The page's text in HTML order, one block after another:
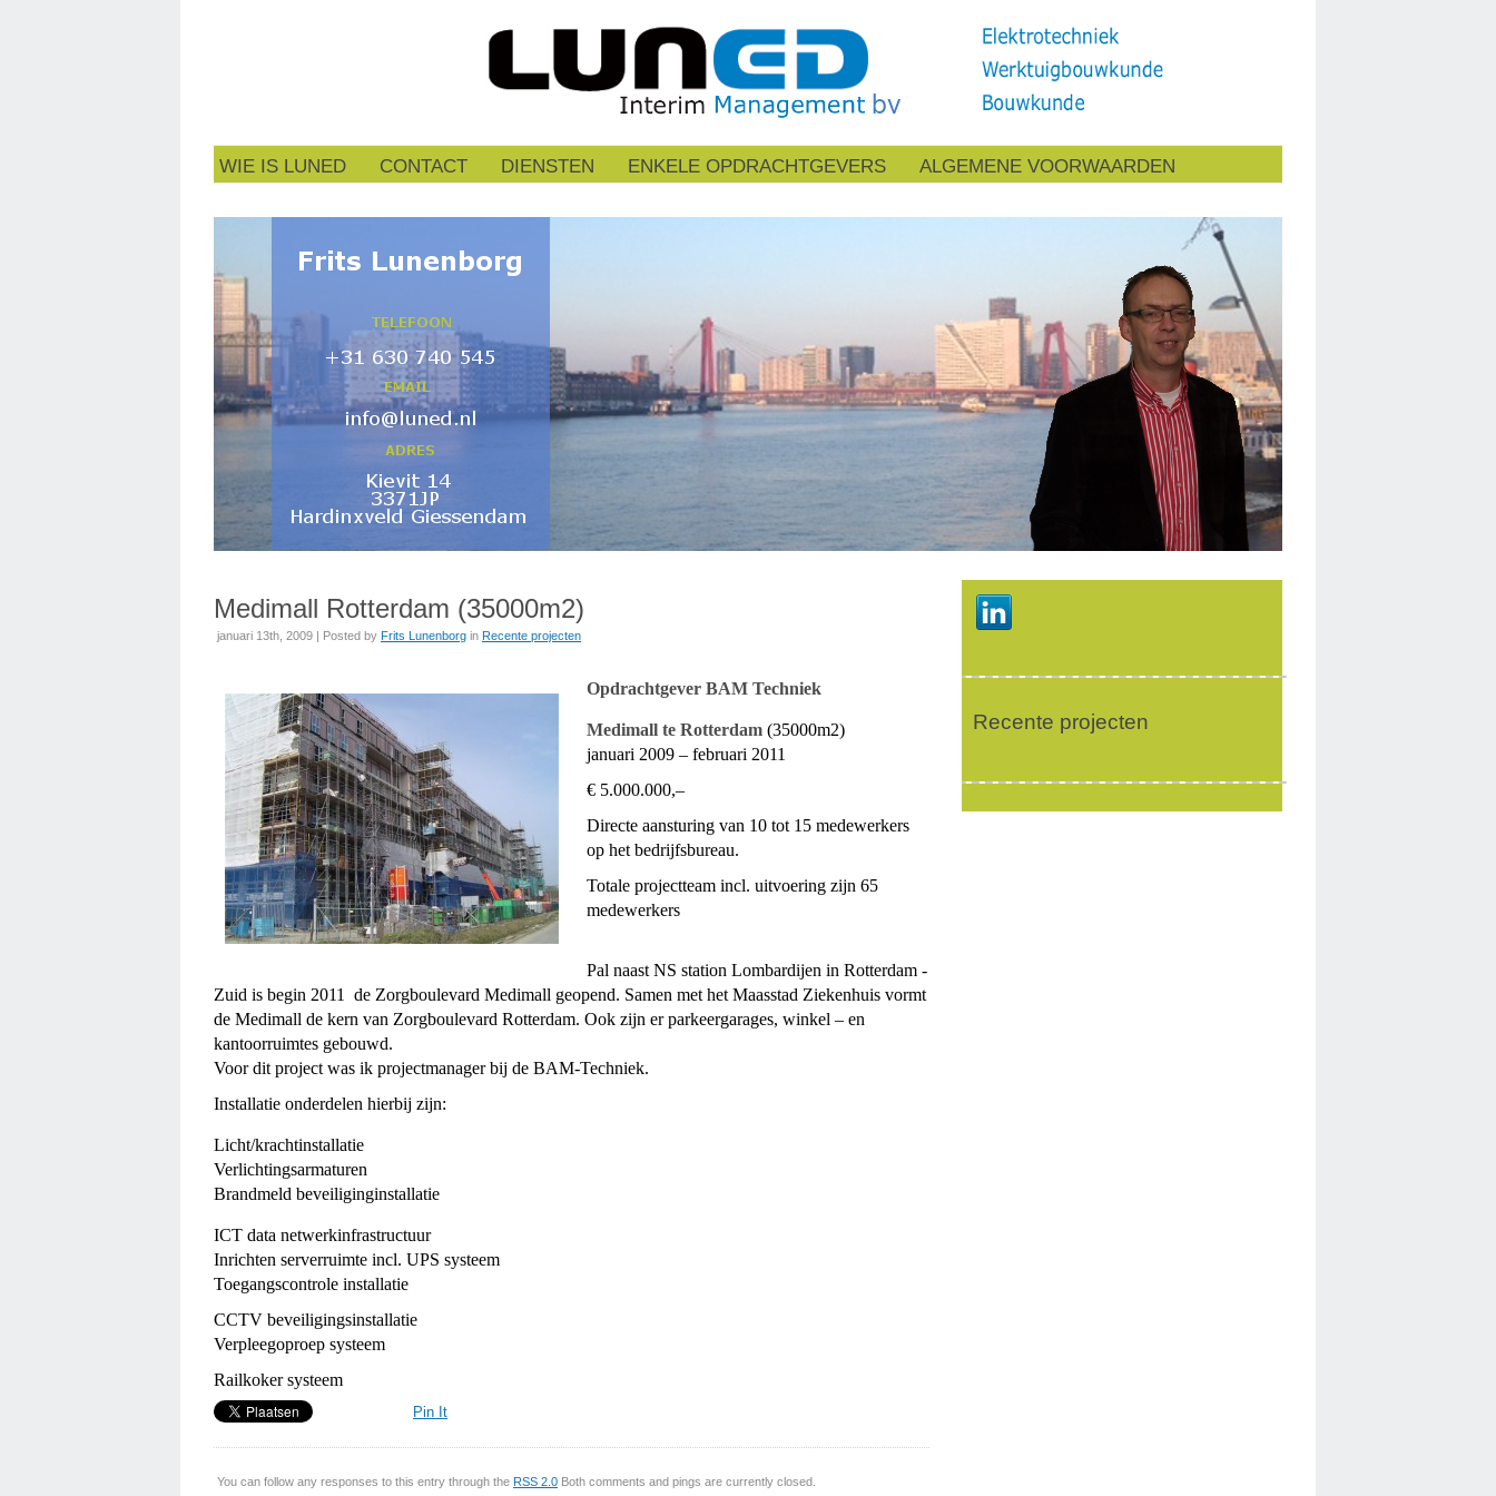
WIE IS LUNED CONTACT DIENSTEN ENKELE OPDRACHTGEVERS ALGEMENE VOORWAARDEN
Medimall Rotterdam (35000m2)
januari 13th, 2009 | Posted by Frits Lunenborg in Recente projecten
Opdrachtgever BAM Techniek
Medimall te Rotterdam (35000m2)
januari 2009 – februari 2011
€ 5.000.000,–
Directe aansturing van 10 tot 15 medewerkers
op het bedrijfsbureau.
Totale projectteam incl. uitvoering zijn 65
medewerkers
Pal naast NS station Lombardijen in Rotterdam -
Zuid is begin 2011 de Zorgboulevard Medimall geopend. Samen met het Maasstad Ziekenhuis vormt
de Medimall de kern van Zorgboulevard Rotterdam. Ook zijn er parkeergarages, winkel – en
kantoorruimtes gebouwd.
Voor dit project was ik projectmanager bij de BAM-Techniek.
Installatie onderdelen hierbij zijn:
Licht/krachtinstallatie
Verlichtingsarmaturen
Brandmeld beveiliginginstallatie
ICT data netwerkinfrastructuur
Inrichten serverruimte incl. UPS systeem
Toegangscontrole installatie
CCTV beveiligingsinstallatie
Verpleegoproep systeem
Railkoker systeem
Pin It
You can follow any responses to this entry through the RSS 2.0 Both comments and pings are currently closed.
Recente projecten